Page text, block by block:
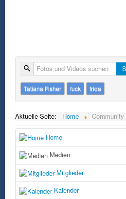
Suche
Tatiana Fisher fuck frida
Aktuelle Seite: Home Community
Home
Medien
Mitglieder
Kalender